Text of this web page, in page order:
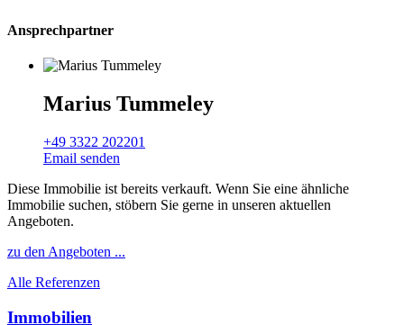
Ansprechpartner
Marius Tummeley
+49 3322 202201
Email senden
Diese Immobilie ist bereits verkauft. Wenn Sie eine ähnliche
Immobilie suchen, stöbern Sie gerne in unseren aktuellen
Angeboten.
zu den Angeboten ...
Alle Referenzen
Immobilien